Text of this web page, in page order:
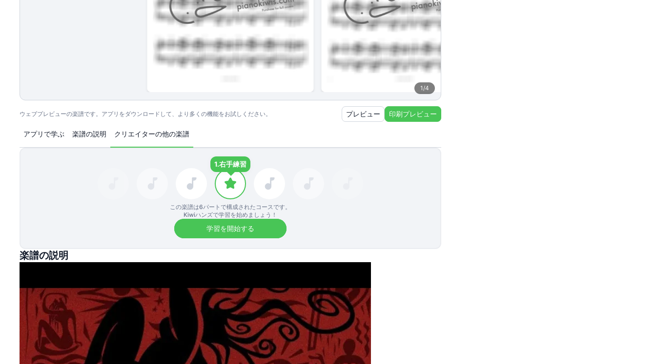
1/4
ウェブプレビューの楽譜です。アプリをダウンロードして、より多くの機能をお試しください。 プレビュー 印刷プレビュー
アプリで学ぶ 楽譜の説明 クリエイターの他の楽譜
1.右手練習
この楽譜は6パートで構成されたコースです。
Kiwiハンズで学習を始めましょう！
学習を開始する
楽譜の説明